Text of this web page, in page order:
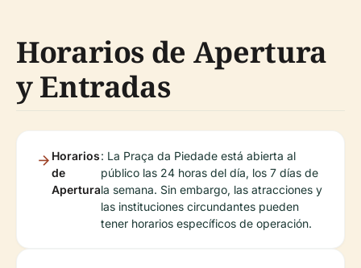
Horarios de Apertura
y Entradas
Horarios
de
Apertura
: La Praça da Piedade está abierta al
público las 24 horas del día, los 7 días de
la semana. Sin embargo, las atracciones y
las instituciones circundantes pueden
tener horarios específicos de operación.